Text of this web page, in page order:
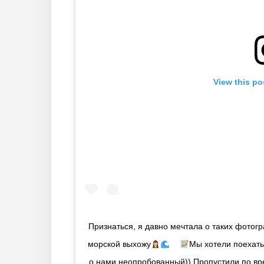
View this
Признаться, я давно мечтала о таких
морской выхожу
Мы хотели
о нами неопробованный)) Пропустили по